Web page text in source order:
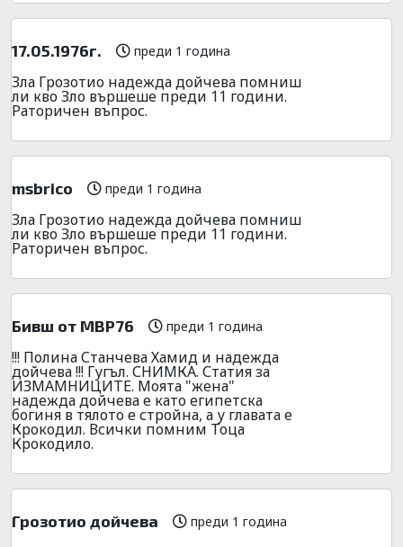
17.05.1976г. преди 1 година
Зла Грозотио надежда дойчева помниш
ли кво Зло вършеше преди 11 години.
Раторичен въпрос.
msbrico преди 1 година
Зла Грозотио надежда дойчева помниш
ли кво Зло вършеше преди 11 години.
Раторичен въпрос.
Бивш от МВР76 преди 1 година
!!! Полина Станчева Хамид и надежда
дойчева !!! Гугъл. СНИМКА. Статия за
ИЗМАМНИЦИТЕ. Моята "жена"
надежда дойчева е като египетска
богиня в тялото е стройна, а у главата е
Крокодил. Всички помним Тоца
Крокодило.
Грозотио дойчева преди 1 година